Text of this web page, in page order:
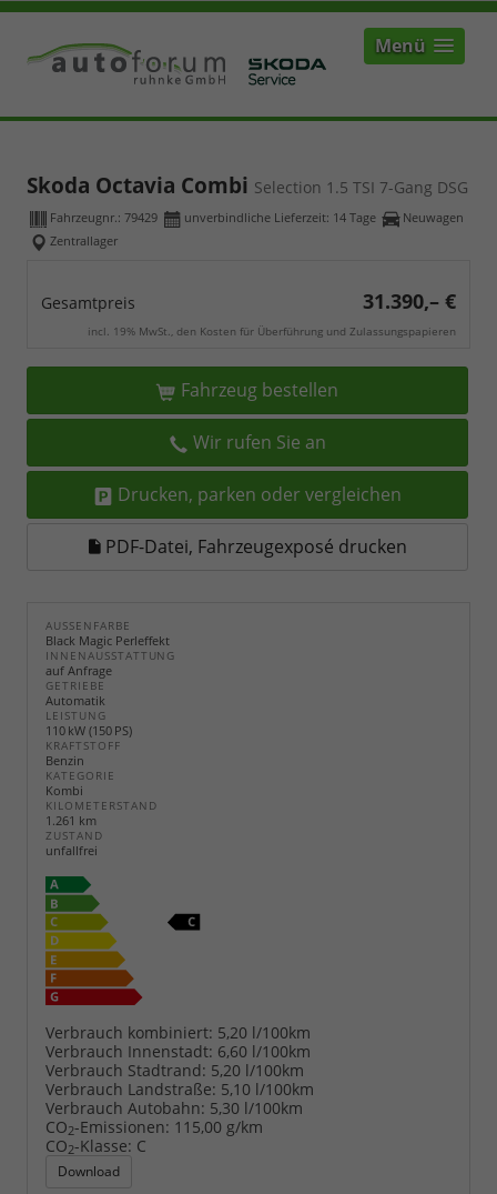
Menü
Skoda Octavia Combi Selection 1.5 TSI 7-Gang DSG
Fahrzeugnr.: 79429 unverbindliche Lieferzeit: 14 Tage
Neuwagen
Zentrallager
Gesamtpreis 31.390,– €
incl. 19% MwSt., den Kosten für Überführung und Zulassungspapieren
Fahrzeug bestellen
Wir rufen Sie an
Drucken, parken oder vergleichen
PDF-Datei, Fahrzeugexposé drucken
AUSSENFARBE
Black Magic Perleffekt
INNENAUSSTATTUNG
auf Anfrage
GETRIEBE
Automatik
LEISTUNG
110 kW (150 PS)
KRAFTSTOFF
Benzin
KATEGORIE
Kombi
KILOMETERSTAND
1.261 km
ZUSTAND
unfallfrei
Verbrauch kombiniert: 5,20 l/100km
Verbrauch Innenstadt: 6,60 l/100km
Verbrauch Stadtrand: 5,20 l/100km
Verbrauch Landstraße: 5,10 l/100km
Verbrauch Autobahn: 5,30 l/100km
CO2-Emissionen: 115,00 g/km
CO2-Klasse: C
Download